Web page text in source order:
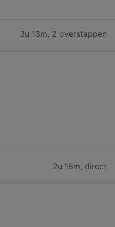
3u 13m, 2 overstappen
2u 18m, direct